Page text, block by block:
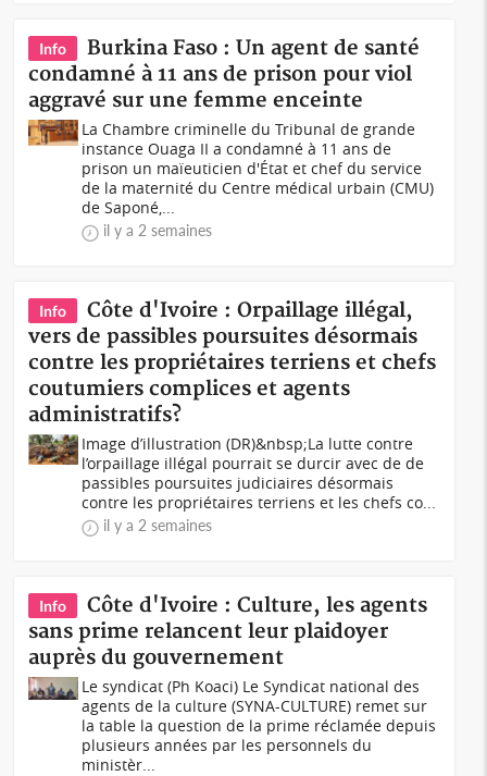
Info
Burkina Faso : Un agent de santé
condamné à 11 ans de prison pour viol
aggravé sur une femme enceinte
La Chambre criminelle du Tribunal de grande
instance Ouaga II a condamné à 11 ans de
prison un maïeuticien d'État et chef du service
de la maternité du Centre médical urbain (CMU)
de Saponé,...
il y a 2 semaines
Info
Côte d'Ivoire : Orpaillage illégal,
vers de passibles poursuites désormais
contre les propriétaires terriens et chefs
coutumiers complices et agents
administratifs?
Image d’illustration (DR)&nbsp;La lutte contre
l’orpaillage illégal pourrait se durcir avec de de
passibles poursuites judiciaires désormais
contre les propriétaires terriens et les chefs co...
il y a 2 semaines
Info
Côte d'Ivoire : Culture, les agents
sans prime relancent leur plaidoyer
auprès du gouvernement
Le syndicat (Ph Koaci) Le Syndicat national des
agents de la culture (SYNA-CULTURE) remet sur
la table la question de la prime réclamée depuis
plusieurs années par les personnels du
ministèr...